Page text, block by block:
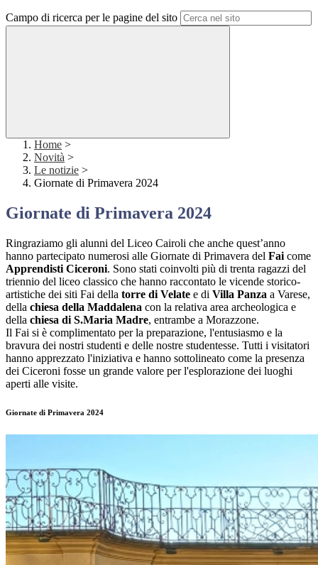
Campo di ricerca per le pagine del sito
Home >
Novità >
Le notizie >
Giornate di Primavera 2024
Giornate di Primavera 2024
Ringraziamo gli alunni del Liceo Cairoli che anche quest’anno
hanno partecipato numerosi alle Giornate di Primavera del Fai come
Apprendisti Ciceroni. Sono stati coinvolti più di trenta ragazzi del
triennio del liceo classico che hanno raccontato le vicende storico-
artistiche dei siti Fai della torre di Velate e di Villa Panza a Varese,
della chiesa della Maddalena con la relativa area archeologica e
della chiesa di S.Maria Madre, entrambe a Morazzone.
Il Fai si è complimentato per la preparazione, l'entusiasmo e la
bravura dei nostri studenti e delle nostre studentesse. Tutti i visitatori
hanno apprezzato l'iniziativa e hanno sottolineato come la presenza
dei Ciceroni fosse un grande valore per l'esplorazione dei luoghi
aperti alle visite.
Giornate di Primavera 2024